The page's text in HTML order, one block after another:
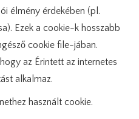
élmény érdekében (pl.
Ezek a cookie-k hosszabb
cookie file-jában.
az Érintett az internetes
alkalmaz.
használt cookie.